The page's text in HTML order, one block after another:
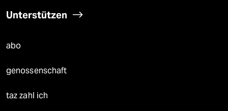
Unterstützen
abo
genossenschaft
taz zahl ich